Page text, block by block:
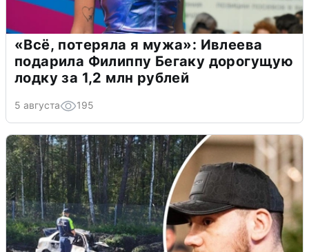
«Всё, потеряла я мужа»: Ивлеева
подарила Филиппу Бегаку дорогущую
лодку за 1,2 млн рублей
5 августа 195